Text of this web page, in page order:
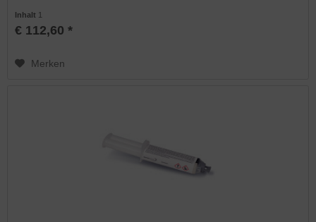
Inhalt 1
€ 112,60 *
Merken